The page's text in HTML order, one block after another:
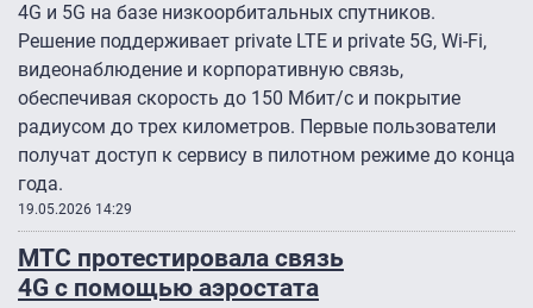
4G и 5G на базе низкоорбитальных спутников.
Решение поддерживает private LTE и private 5G, Wi-Fi,
видеонаблюдение и корпоративную связь,
обеспечивая скорость до 150 Мбит/с и покрытие
радиусом до трех километров. Первые пользователи
получат доступ к сервису в пилотном режиме до конца
года.
19.05.2026 14:29
МТС протестировала связь
4G с помощью аэростата